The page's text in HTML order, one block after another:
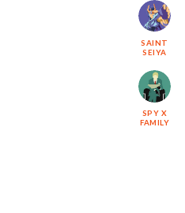
SAINT
SEIYA
SPY X
FAMILY